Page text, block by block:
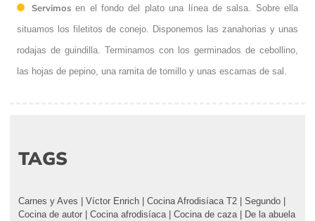
Servimosen el fondo del plato una línea de salsa. Sobre ella
situamos los filetitos de conejo. Disponemos las zanahorias y unas
rodajas de guindilla. Terminamos con los germinados de cebollino,
las hojas de pepino, una ramita de tomillo y unas escamas de sal.
TAGS
Carnes y Aves Víctor Enrich Cocina Afrodisíaca T2 Segundo
Cocina de autor
Cocina afrodisíaca| Cocina de caza|
De la abuela